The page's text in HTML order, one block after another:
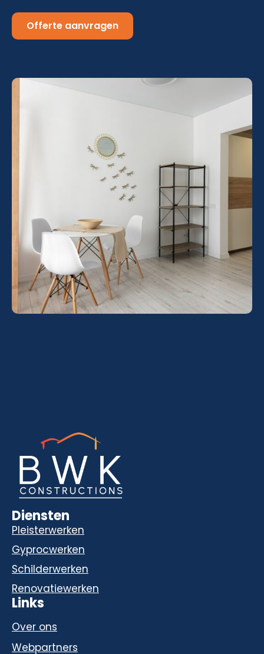
Offerte aanvragen
Diensten
Pleisterwerken
Gyprocwerken
Schilderwerken
Renovatiewerken
Links
Over ons
Webpartners